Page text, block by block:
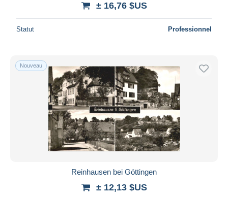
± 16,76 $US
Statut Professionnel
Nouveau
Reinhausen bei Göttingen
± 12,13 $US